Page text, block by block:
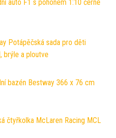
auto F1 s pohonem 1:10 černé
Potápěčská sada pro děti
brýle a ploutve
bazén Bestway 366 x 76 cm
čtyřkolka McLaren Racing MCL